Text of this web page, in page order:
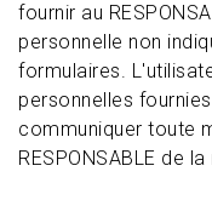
fournir au
personnelle non
formulaires.
personnelles
communiquer toute
RESPONSABLE de